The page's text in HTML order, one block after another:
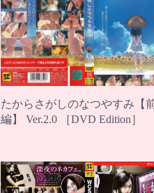
たからさがしのなつやすみ【
編】 Ver.2.0 ［DVD Edition］